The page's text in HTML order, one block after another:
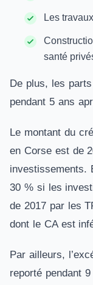
Les
santé
De plus, les
pendant 5 ans
Le montant du
en Corse est de
investissements.
30 % si les
de 2017 par les
dont le CA est
Par ailleurs,
reporté pendant